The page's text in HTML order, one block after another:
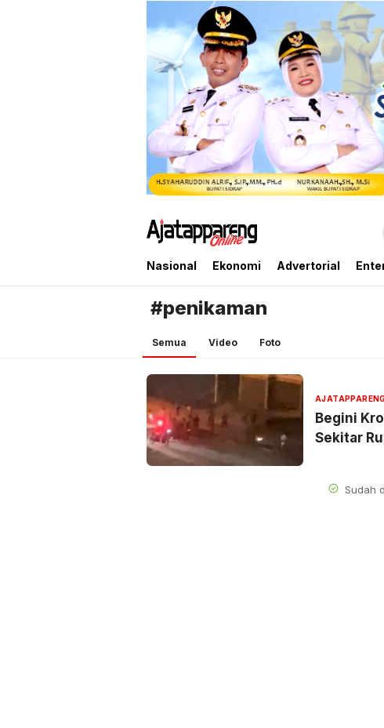
Ajatappareng Online
Media Terpercaya Anda
Nasional Ekonomi Advertorial
#penikaman
Semua Video Foto
Begini
Sekitar
Sudah